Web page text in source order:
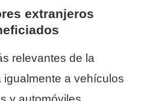
extranjeros
relevantes de la
igualmente a vehículos